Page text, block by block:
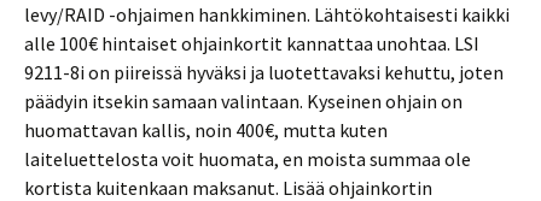
levy/RAID -ohjaimen hankkiminen. Lähtökohtaisesti kaikki
alle 100€ hintaiset ohjainkortit kannattaa unohtaa. LSI
9211-8i on piireissä hyväksi ja luotettavaksi kehuttu, joten
päädyin itsekin samaan valintaan. Kyseinen ohjain on
huomattavan kallis, noin 400€, mutta kuten
laiteluettelosta voit huomata, en moista summaa ole
kortista kuitenkaan maksanut. Lisää ohjainkortin